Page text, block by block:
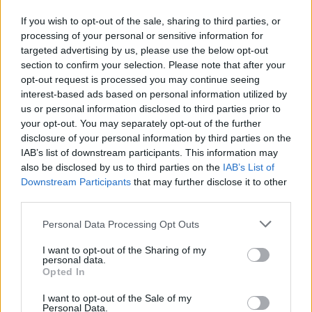
If you wish to opt-out of the sale, sharing to third parties, or
processing of your personal or sensitive information for
targeted advertising by us, please use the below opt-out
section to confirm your selection. Please note that after your
opt-out request is processed you may continue seeing
interest-based ads based on personal information utilized by
us or personal information disclosed to third parties prior to
your opt-out. You may separately opt-out of the further
disclosure of your personal information by third parties on the
IAB’s list of downstream participants. This information may
also be disclosed by us to third parties on the IAB’s List of
Downstream Participants that may further disclose it to other
Please note that this website/app uses one or more Google
not limited to your visit or usage behaviour. You may click to
grant or deny consent to Google and its third-party tags to
use your data for below specified purposes in below Google
consent section.
Personal Data Processing Opt Outs
I want to opt-out of the Sharing of my
personal data.
Opted In
I want to opt-out of the Sale of my
Personal Data.
#gs hype
Hozzászólások
Elhunyt Bobby Prince, a Doom